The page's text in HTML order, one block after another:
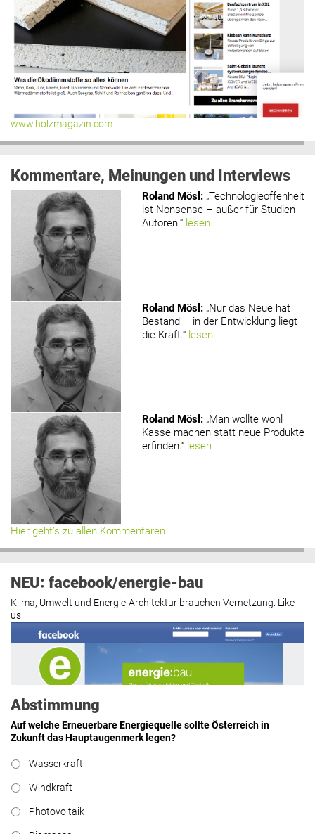
www.holzmagazin.com
Kommentare, Meinungen und Interviews
Roland Mösl : „Technologieoffenheit
ist Nonsense – außer für Studien-
Autoren.“ lesen
Roland Mösl : „Nur das Neue hat
Bestand – in der Entwicklung liegt
die Kraft.“ lesen
Roland Mösl : „Man wollte wohl
Kasse machen statt neue Produkte
erfinden.“ lesen
Hier geht’s zu allen Kommentaren
NEU: facebook/energie-bau
Klima, Umwelt und Energie-Architektur brauchen Vernetzung. Like
us!
Abstimmung
Auf welche Erneuerbare Energiequelle sollte Österreich in
Zukunft das Hauptaugenmerk legen?
Wasserkraft
Windkraft
Photovoltaik